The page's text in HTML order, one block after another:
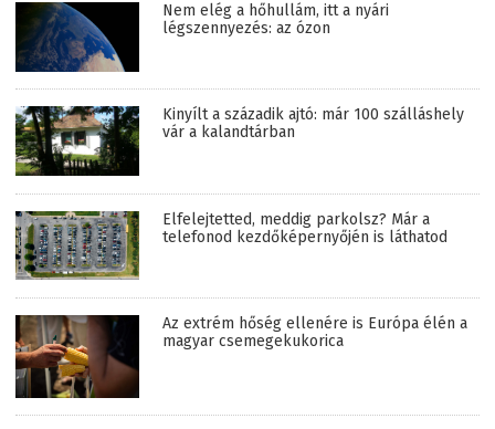
Nem elég a hőhullám, itt a nyári
légszennyezés: az ózon
Kinyílt a századik ajtó: már 100 szálláshely
vár a kalandtárban
Elfelejtetted, meddig parkolsz? Már a
telefonod kezdőképernyőjén is láthatod
Az extrém hőség ellenére is Európa élén a
magyar csemegekukorica